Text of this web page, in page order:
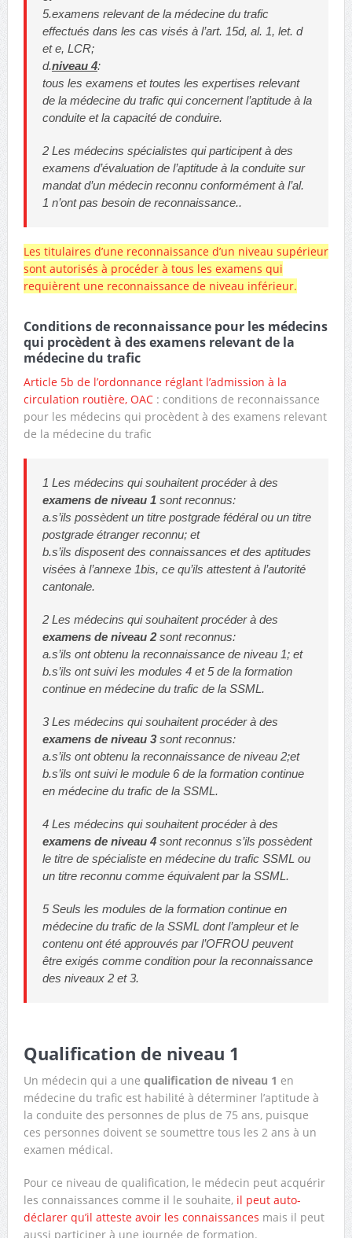
5.examens relevant de la médecine du trafic
effectués dans les cas visés à l’art. 15d, al. 1, let. d
et e, LCR;
d.niveau 4:
tous les examens et toutes les expertises relevant
de la médecine du trafic qui concernent l’aptitude à la
conduite et la capacité de conduire.
2 Les médecins spécialistes qui participent à des
examens d’évaluation de l’aptitude à la conduite sur
mandat d’un médecin reconnu conformément à l’al.
1 n’ont pas besoin de reconnaissance..
Les titulaires d’une reconnaissance d’un niveau supérieur
sont autorisés à procéder à tous les examens qui
requièrent une reconnaissance de niveau inférieur.
Conditions de reconnaissance pour les médecins
qui procèdent à des examens relevant de la
médecine du trafic
Article 5b de l’ordonnance réglant l’admission à la
circulation routière, OAC: conditions de reconnaissance
pour les médecins qui procèdent à des examens relevant
de la médecine du trafic
1 Les médecins qui souhaitent procéder à des
examens de niveau 1sont reconnus:
a.s’ils possèdent un titre postgrade fédéral ou un titre
postgrade étranger reconnu; et
b.s’ils disposent des connaissances et des aptitudes
visées à l’annexe 1bis, ce qu’ils attestent à l’autorité
cantonale.
2 Les médecins qui souhaitent procéder à des
examens de niveau 2sont reconnus:
a.s’ils ont obtenu la reconnaissance de niveau 1; et
b.s’ils ont suivi les modules 4 et 5 de la formation
continue en médecine du trafic de la SSML.
3 Les médecins qui souhaitent procéder à des
examens de niveau 3sont reconnus:
a.s’ils ont obtenu la reconnaissance de niveau 2;et
b.s’ils ont suivi le module 6 de la formation continue
en médecine du trafic de la SSML.
4 Les médecins qui souhaitent procéder à des
examens de niveau 4sont reconnus s’ils possèdent
le titre de spécialiste en médecine du trafic SSML ou
un titre reconnu comme équivalent par la SSML.
5 Seuls les modules de la formation continue en
médecine du trafic de la SSML dont l’ampleur et le
contenu ont été approuvés par l’OFROU peuvent
être exigés comme condition pour la reconnaissance
des niveaux 2 et 3.
Qualification de niveau 1
Un médecin qui a une qualification de niveau 1 en
médecine du trafic est habilité à déterminer l’aptitude à
la conduite des personnes de plus de 75 ans, puisque
ces personnes doivent se soumettre tous les 2 ans à un
examen médical.
Pour ce niveau de qualification, le médecin peut acquérir
les connaissances comme il le souhaite, il peut auto-
déclarer qu’il atteste avoir les connaissances mais il peut
aussi participer à une journée de formation.